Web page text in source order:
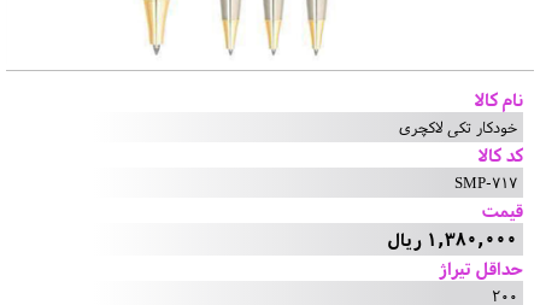
نام کالا
خودکار تکی لاکچری
کد کالا
SMP-717
قیمت
1,380,000 ریال
حداقل تیراژ
200